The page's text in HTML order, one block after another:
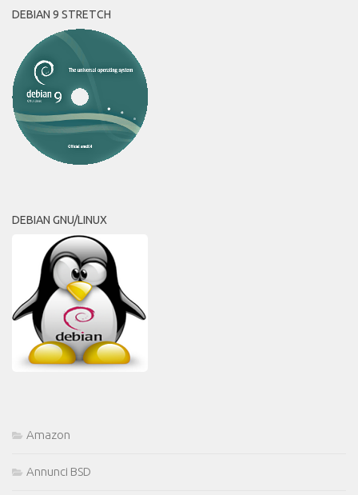
DEBIAN 9 STRETCH
DEBIAN GNU/LINUX
Amazon
Annunci BSD